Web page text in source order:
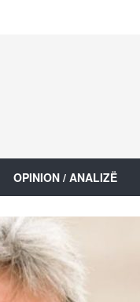
OPINION / ANALIZË